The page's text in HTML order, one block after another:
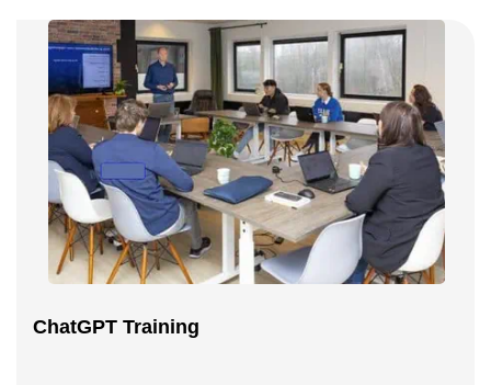
ChatGPT Training